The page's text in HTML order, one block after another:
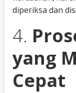
diperiksa dan
4.
yang
Cepat